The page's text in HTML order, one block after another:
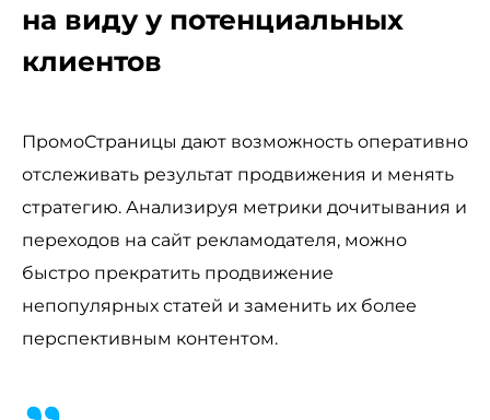
на виду у потенциальных
клиентов
ПромоСтраницы дают возможность оперативно
отслеживать результат продвижения и менять
стратегию. Анализируя метрики дочитывания и
переходов на сайт рекламодателя, можно
быстро прекратить продвижение
непопулярных статей и заменить их более
перспективным контентом.